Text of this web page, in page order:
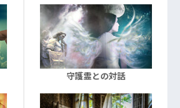
守護霊との対話